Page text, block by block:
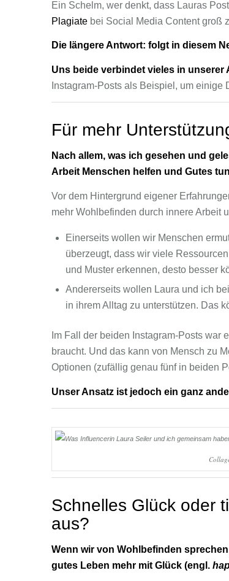
Ein Schelm, wer denkt, dass Lauras
Plagiatebei Social Media Content groß
Die längere Antwort: folgt in diesem
Uns beide verbindet vieles in
Instagram-Posts als Beispiel, um einige
Für mehr
Nach allem, was ich gesehen und
Arbeit Menschen helfen und Gutes
Vor dem Hintergrund eigener
mehr Wohlbefinden durch innere Arbeit
Einerseits wollen wir Menschen
überzeugt, dass wir viele
und Muster erkennen, desto besser
Andererseits wollen Laura und ich
in ihrem Alltag zu unterstützen. Das
Im Fall der beiden Instagram-Posts
braucht. Und das kann von Mensch zu
Optionen (zufällig genau fünf in beiden
Unser Ansatz ist jedoch ein ganz
Schnelles Glück oder
aus?
Wenn wir von Wohlbefinden
gutes Leben mehr mit Glück (engl.